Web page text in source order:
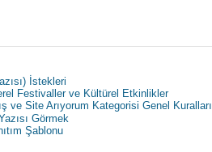
İstekleri
Festivaller ve Kültürel Etkinlikler
ve Site Arıyorum Kategorisi Genel Kuralları
Görmek
Şablonu